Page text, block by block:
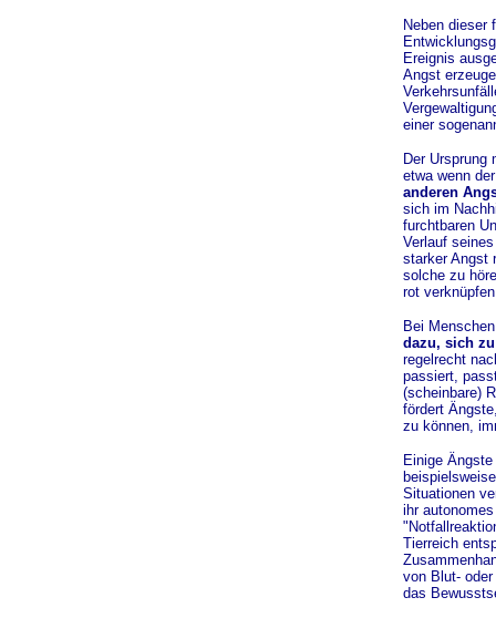
Neben dieser
Ereignis
Angst
einer
Der Ursprung
etwa wenn
anderen
sich im
furchtbaren
Verlauf
starker Angst
solche zu
rot
Bei
dazu, sich
regelrecht
passiert,
(scheinbare)
fördert
zu können,
Einige
Situationen
ihr
Tierreich
von Blut-
das